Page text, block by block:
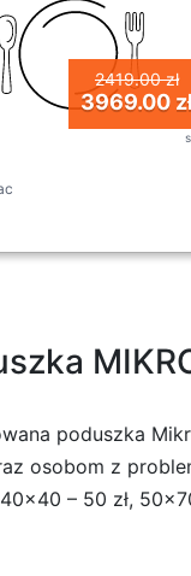
2419.00 zł
3969.00
poduszka
osobom z
– 50 zł,